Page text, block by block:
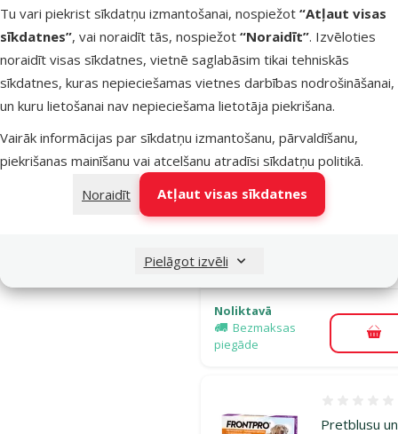
Tu vari piekrist sīkdatņu izmantošanai, nospiežot “Atļaut visas
sīkdatnes”, vai noraidīt tās, nospiežot “Noraidīt”. Izvēloties
noraidīt visas sīkdatnes, vietnē saglabāsim tikai tehniskās
sīkdatnes, kuras nepieciešamas vietnes darbības nodrošināšanai,
un kuru lietošanai nav nepieciešama lietotāja piekrišana.
Vairāk informācijas par sīkdatņu izmantošanu, pārvaldīšanu,
piekrišanas mainīšanu vai atcelšanu atradīsi sīkdatņu politikā.
Noraidīt
Atļaut visas sīkdatnes
Pielāgot izvēli
Pretblusu un
pretērču
tabletes
mg, 10-25
tabletes
Atsauksmes
Cena
43,98 €
mīluli 🕷️
Noliktavā
Bezmaksas
piegāde
Pretblusu un